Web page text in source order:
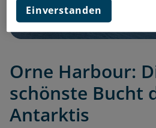
Orne Harbour:
schönste Bucht
Antarktis
Einverstanden